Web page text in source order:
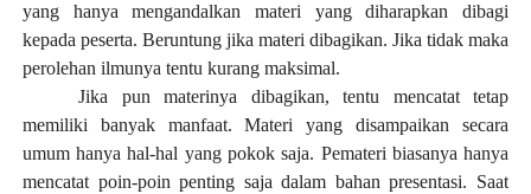
yang hanya mengandalkan materi yang diharapkan dibagi
kepada peserta. Beruntung jika materi dibagikan. Jika tidak maka
perolehan ilmunya tentu kurang maksimal.
Jika pun materinya dibagikan, tentu mencatat tetap
memiliki banyak manfaat. Materi yang disampaikan secara
umum hanya hal-hal yang pokok saja. Pemateri biasanya hanya
mencatat poin-poin penting saja dalam bahan presentasi. Saat